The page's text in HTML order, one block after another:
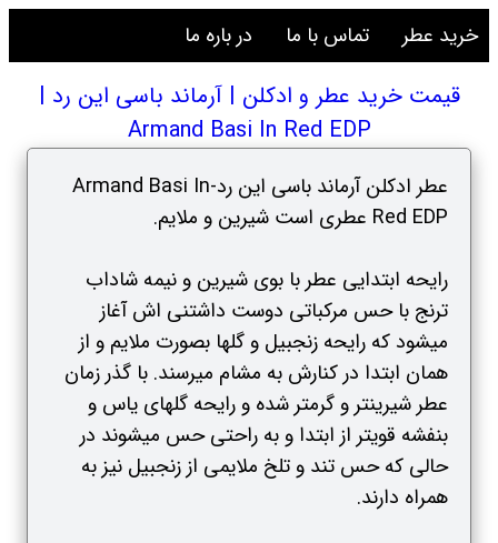
خرید عطر تماس با ما در باره ما
قیمت خرید عطر و ادکلن | آرماند باسی این رد |
Armand Basi In Red EDP
عطر ادکلن آرماند باسی این رد-Armand Basi In
Red EDP عطری است شیرین و ملایم.
رایحه ابتدایی عطر با بوی شیرین و نیمه شاداب
ترنج با حس مرکباتی دوست داشتنی اش آغاز
میشود که رایحه زنجبیل و گلها بصورت ملایم و از
همان ابتدا در کنارش به مشام میرسند. با گذر زمان
عطر شیرینتر و گرمتر شده و رایحه گلهای یاس و
بنفشه قویتر از ابتدا و به راحتی حس میشوند در
حالی که حس تند و تلخ ملایمی از زنجبیل نیز به
همراه دارند.